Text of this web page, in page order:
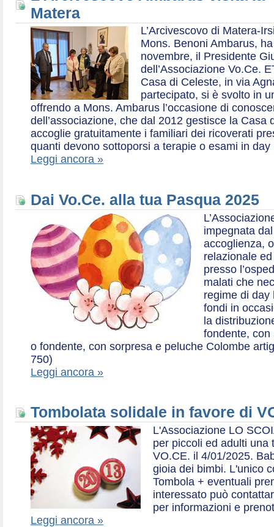
Matera
L’Arcivescovo di Matera-
Mons. Benoni Ambarus,
novembre, il Presidente
dell’Associazione Vo.Ce.
Casa di Celeste, in via
partecipato, si è svolto in
offrendo a Mons. Ambarus l’occasione di
dell’associazione, che dal 2012 gestisce la Casa
accoglie gratuitamente i familiari dei ricoverati
quanti devono sottoporsi a terapie o esami in day
Leggi ancora »
Dai Vo.Ce. alla tua Pasqua 2025
impegnata
accoglienza,
relazionale
presso
malati che
regime di day
fondi in
la
fondente, con
o fondente, con sorpresa e peluche Colombe
750)
Leggi ancora »
Tombolata solidale in favore di
L'Associazione LO
per piccoli ed adulti una
VO.CE. il 4/01/2025.
gioia dei bimbi. L'unico
Tombola + eventuali
interessato può
per informazioni e
Leggi ancora »